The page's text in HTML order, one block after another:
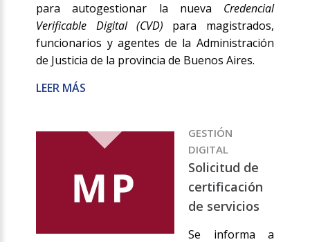
para autogestionar la nueva Credencial
Verificable Digital (CVD) para magistrados,
funcionarios y agentes de la Administración
de Justicia de la provincia de Buenos Aires.
LEER MÁS
GESTIÓN
DIGITAL
Solicitud de
certificación
de servicios
Se informa a